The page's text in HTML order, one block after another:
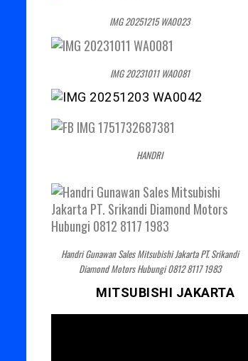
IMG 20251215 WA0023
IMG 20231011 WA0081
HANDRI
Handri Gunawan Sales Mitsubishi Jakarta PT. Srikandi
Diamond Motors Hubungi 0812 8117 1983
MITSUBISHI JAKARTA